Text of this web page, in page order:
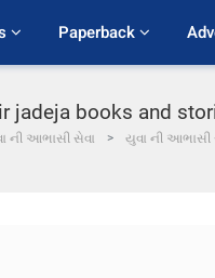
Paperback
jadeja books and
ની આભાસી સેવા યુવા ની આભાસી